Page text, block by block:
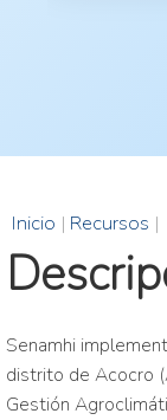
Inicio | Recursos |
Senamhi
distrito de Acocro
Gestión